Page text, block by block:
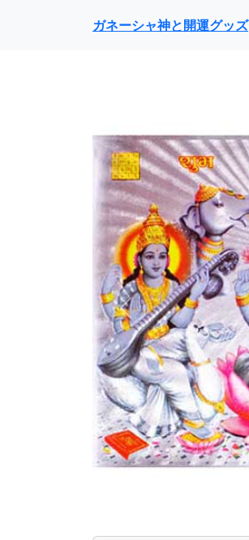
ガネーシャ神と開運グッズ
前に戻る